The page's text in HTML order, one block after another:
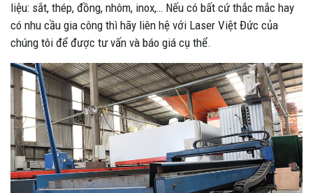
liệu: sắt, thép, đồng, nhôm, inox,… Nếu có bất cứ thắc mắc hay
có nhu cầu gia công thì hãy liên hệ với Laser Việt Đức của
chúng tôi để được tư vấn và báo giá cụ thể.